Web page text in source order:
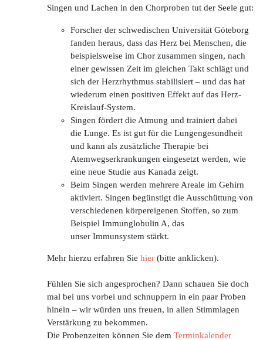
Singen und Lachen in den Chorproben tut der Seele gut:
Forscher der schwedischen Universität Göteborg
fanden heraus, dass das Herz bei Menschen, die
beispielsweise im Chor zusammen singen, nach
einer gewissen Zeit im gleichen Takt schlägt und
sich der Herzrhythmus stabilisiert – und das hat
wiederum einen positiven Effekt auf das Herz-
Kreislauf-System.
Singen fördert die Atmung und trainiert dabei
die Lunge. Es ist gut für die Lungengesundheit
und kann als zusätzliche Therapie bei
Atemwegserkrankungen eingesetzt werden, wie
eine neue Studie aus Kanada zeigt.
Beim Singen werden mehrere Areale im Gehirn
aktiviert. Singen begünstigt die Ausschüttung von
verschiedenen körpereigenen Stoffen, so zum
Beispiel Immunglobulin A, das
unser Immunsystem stärkt.
Mehr hierzu erfahren Sie hier (bitte anklicken).
Fühlen Sie sich angesprochen? Dann schauen Sie doch
mal bei uns vorbei und schnuppern in ein paar Proben
hinein – wir würden uns freuen, in allen Stimmlagen
Verstärkung zu bekommen.
Die Probenzeiten können Sie dem Terminkalender